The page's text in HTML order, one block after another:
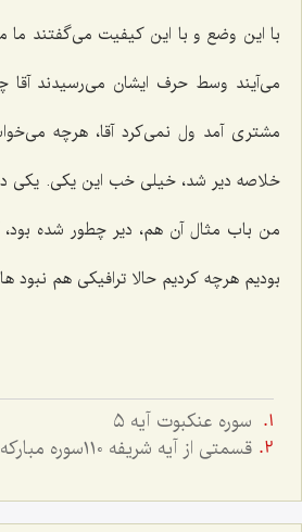
با این وضع و با این کیفیت می‌گفتند
می‌آیند وسط حرف ایشان می‌رسیدند آقا
مشتری آمد ول نمی‌کرد آقا، هرچه
خلاصه دیر شد، خیلی خب این یکی. یکی
من باب مثال آن هم، دیر چطور شده بود،
بودیم هرچه کردیم حالا ترافیکی هم نبود
سوره عنكبوت آيه ٥
قسمتى از آيه شريفه ١١٠سوره مباركه كهف